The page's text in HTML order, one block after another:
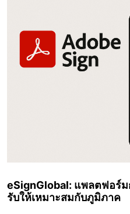
eSignGlobal: แพลตฟอร์
รับให้เหมาะสมกับภูมิภาค